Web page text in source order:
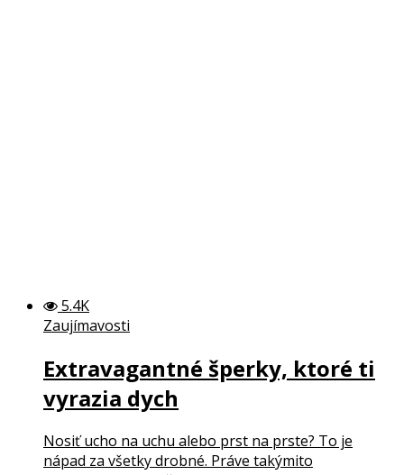
5.4K
Zaujímavosti
Extravagantné šperky, ktoré ti
vyrazia dych
Nosiť ucho na uchu alebo prst na prste? To je
nápad za všetky drobné. Práve takýmito